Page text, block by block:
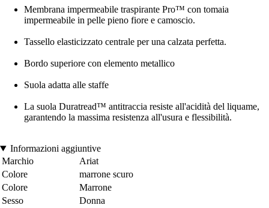
Membrana impermeabile traspirante Pro™ con tomaia
impermeabile in pelle pieno fiore e camoscio.
Tassello elasticizzato centrale per una calzata perfetta.
Bordo superiore con elemento metallico
Suola adatta alle staffe
La suola Duratread™ antitraccia resiste all'acidità del liquame,
garantendo la massima resistenza all'usura e flessibilità.
Informazioni aggiuntive
Marchio
Ariat
Colore
marrone scuro
Colore
Marrone
Sesso
Donna